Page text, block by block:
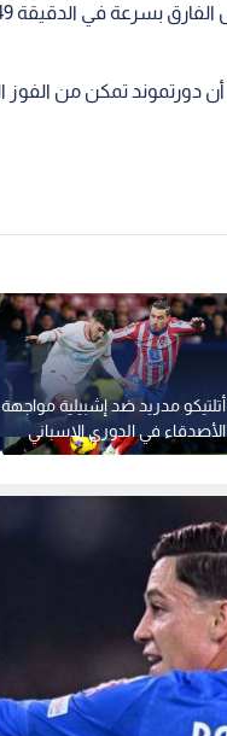
أتلتيكو مدريد ضد إشبيلية مواجهة
الأصدقاء في الدوري الاسباني